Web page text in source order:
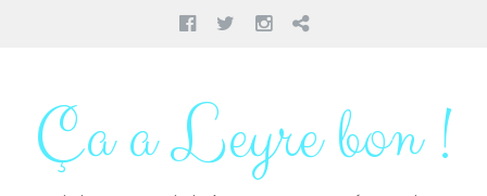
Facebook
TwitterInstagram
Pinterest
contenuÇa a Leyre bon !